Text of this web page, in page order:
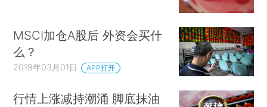
MSCI加仓A股后 外资会买什
么？
2019年03月01日 APP打开
行情上涨减持潮涌 脚底抹油